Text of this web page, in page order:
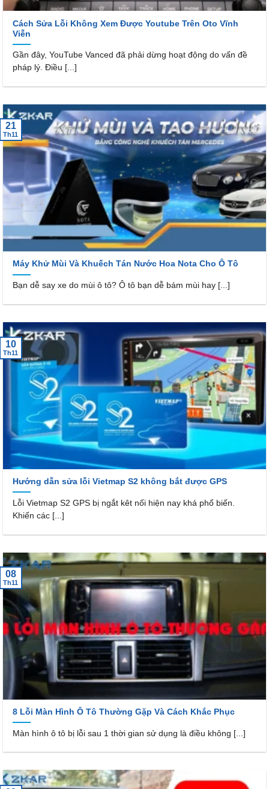
Cách Sửa Lỗi Không Xem Được Youtube Trên Oto Vĩnh
Viễn
Gần đây, YouTube Vanced đã phải dừng hoạt động do vấn đề
pháp lý. Điều [...]
Máy Khử Mùi Và Khuếch Tán Nước Hoa Nota Cho Ô Tô
Bạn dễ say xe do mùi ô tô? Ô tô bạn dễ bám mùi hay [...]
21
Th11
Hướng dẫn sửa lỗi Vietmap S2 không bắt được GPS
Lỗi Vietmap S2 GPS bị ngắt kêt nối hiện nay khá phổ biến.
Khiến các [...]
10
Th11
8 Lỗi Màn Hình Ô Tô Thường Gặp Và Cách Khắc Phục
Màn hình ô tô bị lỗi sau 1 thời gian sử dụng là điều không [...]
08
Th11